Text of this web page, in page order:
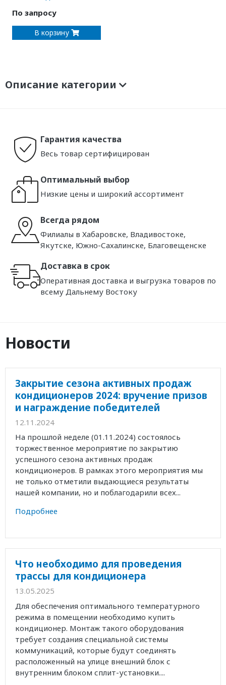
По запросу
В корзину
Описание категории
Гарантия качества
Весь товар сертифицирован
Оптимальный выбор
Низкие цены и широкий ассортимент
Всегда рядом
Филиалы в Хабаровске, Владивостоке,
Якутске, Южно-Сахалинске, Благовещенске
Доставка в срок
Оперативная доставка и выгрузка товаров по
всему Дальнему Востоку
Новости
Закрытие сезона активных продаж
кондиционеров 2024: вручение призов
и награждение победителей
12.11.2024
На прошлой неделе (01.11.2024) состоялось
торжественное мероприятие по закрытию
успешного сезона активных продаж
кондиционеров. В рамках этого мероприятия мы
не только отметили выдающиеся результаты
нашей компании, но и поблагодарили всех...
Подробнее
Что необходимо для проведения
трассы для кондиционера
13.05.2025
Для обеспечения оптимального температурного
режима в помещении необходимо купить
кондиционер. Монтаж такого оборудования
требует создания специальной системы
коммуникаций, которые будут соединять
расположенный на улице внешний блок с
внутренним блоком сплит-установки....